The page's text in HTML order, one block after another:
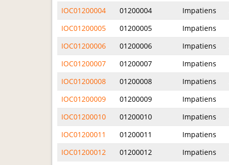
IOC01200004
01200004 Impatiens
IOC01200005
01200005 Impatiens
IOC01200006
01200006 Impatiens
IOC01200007
01200007 Impatiens
IOC01200008
01200008 Impatiens
IOC01200009
01200009 Impatiens
IOC01200010
01200010 Impatiens
IOC01200011
01200011 Impatiens
IOC01200012
01200012 Impatiens